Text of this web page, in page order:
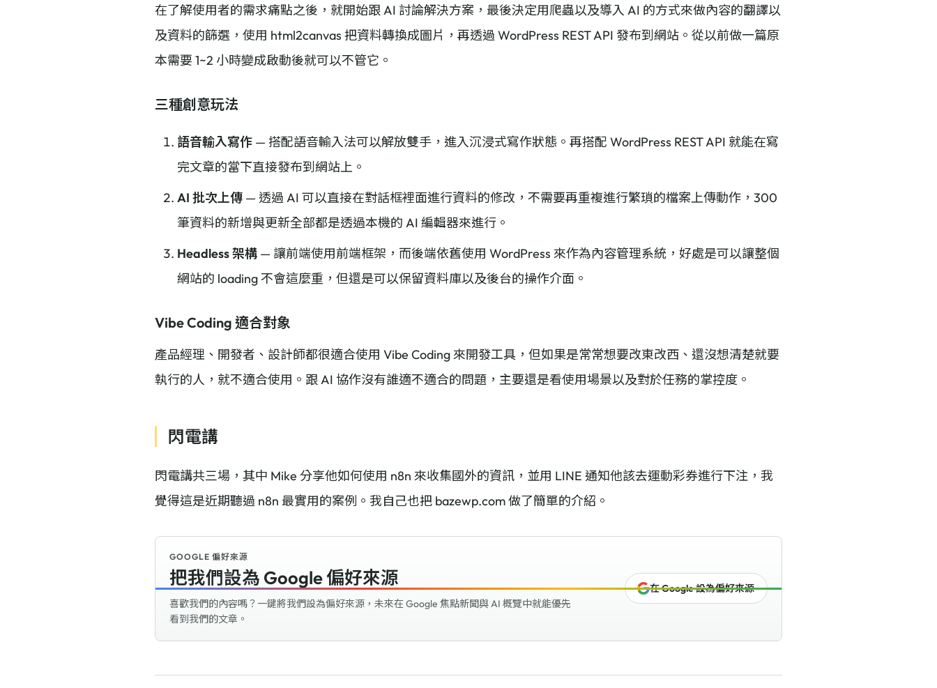
在了解使用者的需求痛點之後，就開始跟 AI 討論解決方案，最後決定用爬蟲以及導入 AI 的方式來做內容的翻譯以
及資料的篩選，使用 html2canvas 把資料轉換成圖片，再透過 WordPress REST API 發布到網站。從以前做一篇原
本需要 1~2 小時變成啟動後就可以不管它。
三種創意玩法
語音輸入寫作 — 搭配語音輸入法可以解放雙手，進入沉浸式寫作狀態。再搭配 WordPress REST API 就能在寫
完文章的當下直接發布到網站上。
AI 批次上傳 — 透過 AI 可以直接在對話框裡面進行資料的修改，不需要再重複進行繁瑣的檔案上傳動作，300
筆資料的新增與更新全部都是透過本機的 AI 編輯器來進行。
Headless 架構 — 讓前端使用前端框架，而後端依舊使用 WordPress 來作為內容管理系統，好處是可以讓整個
網站的 loading 不會這麼重，但還是可以保留資料庫以及後台的操作介面。
Vibe Coding 適合對象
產品經理、開發者、設計師都很適合使用 Vibe Coding 來開發工具，但如果是常常想要改東改西、還沒想清楚就要
執行的人，就不適合使用。跟 AI 協作沒有誰適不適合的問題，主要還是看使用場景以及對於任務的掌控度。
閃電講
閃電講共三場，其中 Mike 分享他如何使用 n8n 來收集國外的資訊，並用 LINE 通知他該去運動彩券進行下注，我
覺得這是近期聽過 n8n 最實用的案例。我自己也把 bazewp.com 做了簡單的介紹。
GOOGLE 偏好來源
把我們設為 Google 偏好來源
喜歡我們的內容嗎？一鍵將我們設為偏好來源，未來在 Google 焦點新聞與 AI 概覽中就能優先
看到我們的文章。
在 Google 設為偏好來源